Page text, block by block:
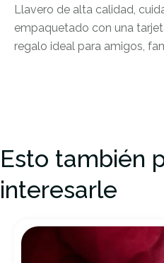
Llavero de alta calidad,
empaquetado con una
regalo ideal para amigos,
Esto también
interesarle